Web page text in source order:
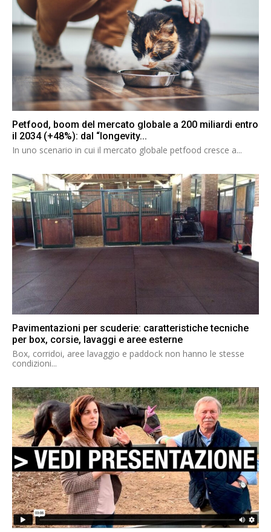
Petfood, boom del mercato globale a 200 miliardi entro
il 2034 (+48%): dal “longevity...
In uno scenario in cui il mercato globale petfood cresce a...
Pavimentazioni per scuderie: caratteristiche tecniche
per box, corsie, lavaggi e aree esterne
Box, corridoi, aree lavaggio e paddock non hanno le stesse
condizioni...